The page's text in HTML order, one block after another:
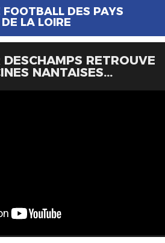
FOOTBALL DES PAYS
DE LA LOIRE
RETROUVE
NANTAISES...